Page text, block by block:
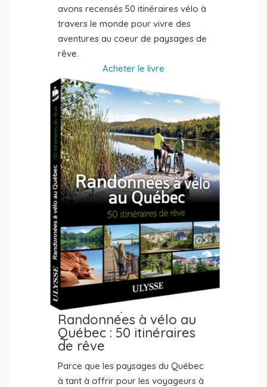
avons recensés 50 itinéraires vélo à
travers le monde pour vivre des
aventures au coeur de paysages de
rêve.
Acheter le livre
Randonnées à vélo au
Québec : 50 itinéraires
de rêve
Parce que les paysages du Québec
à tant à offrir pour les voyageurs à